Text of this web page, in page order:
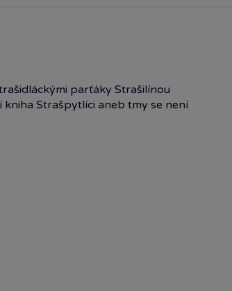
par­ťáky Strašilínou
kniha Strašpytlíci aneb tmy se není